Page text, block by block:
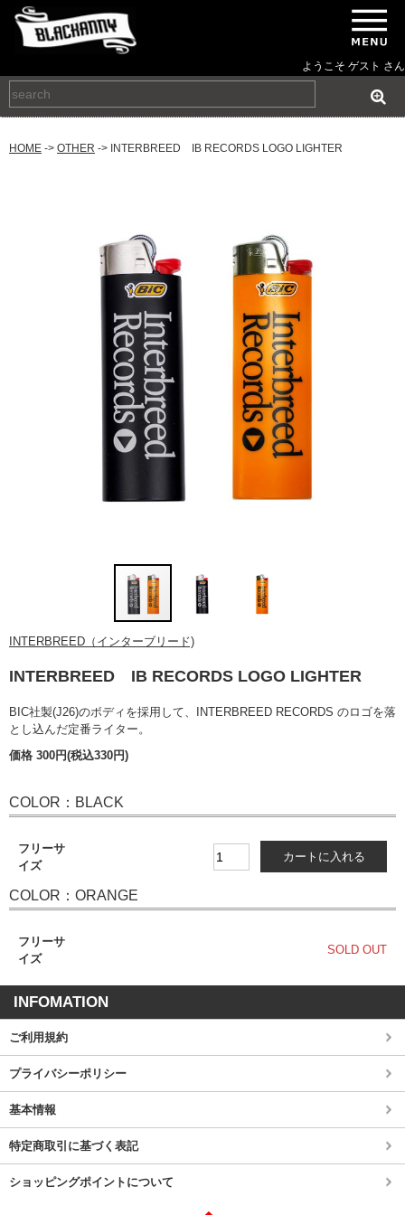
ようこそ ゲスト さん
HOME -> OTHER -> INTERBREED IB RECORDS LOGO LIGHTER
INTERBREED（インターブリード)
INTERBREED IB RECORDS LOGO LIGHTER
BIC社製(J26)のボディを採用して、 INTERBREED RECORDS のロゴを落
とし込んだ定番ライター。
価格 300円(税込330円)
COLOR：BLACK
フリーサ
イズ
COLOR：ORANGE
フリーサ
イズ
SOLD OUT
INFOMATION
ご利用規約
プライバシーポリシー
基本情報
特定商取引に基づく表記
ショッピングポイントについて